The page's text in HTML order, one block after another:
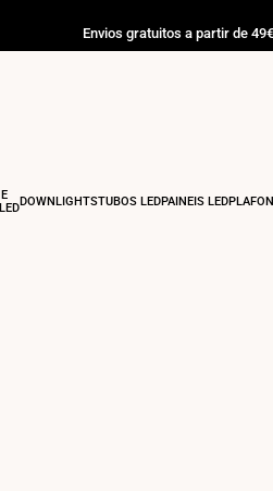
Envios gratuitos a partir de
DOWNLIGHTSTUBOS LEDPAINÉIS LED